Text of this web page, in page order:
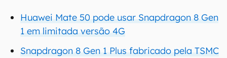
Huawei Mate 50 pode usar Snapdragon 8 Gen
1 em limitada versão 4G
Snapdragon 8 Gen 1 Plus fabricado pela TSMC